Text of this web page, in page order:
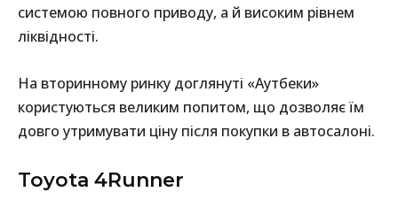
системою повного приводу, а й високим рівнем
ліквідності.
На вторинному ринку доглянуті «Аутбеки»
користуються великим попитом, що дозволяє їм
довго утримувати ціну після покупки в автосалоні.
Toyota 4Runner